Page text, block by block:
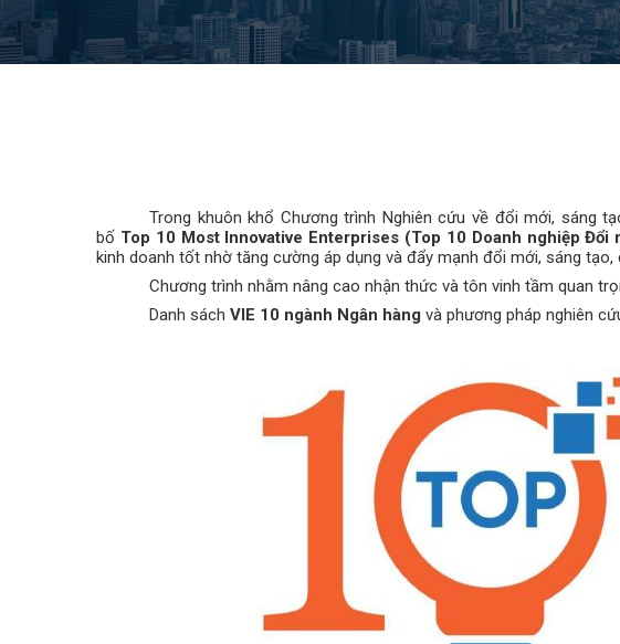
Trong khuôn khổ Chương trình Nghiên cứu về đổi mới, sáng
bố Top 10 Most Innovative Enterprises (Top 10 Doanh nghiệp Đổi
kinh doanh tốt nhờ tăng cường áp dụng và đẩy mạnh đổi mới, sáng tạo,
Chương trình nhằm nâng cao nhận thức và tôn vinh tầm quan
Danh sách VIE 10 ngành Ngân hàng và phương pháp nghiên